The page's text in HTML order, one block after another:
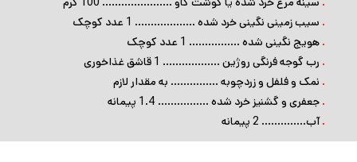
. سیب زمینی نگینی خرد شده ………………. 1 عدد کوچک
. هویج نگینی شده ……………. 1 عدد کوچک
. رب گوجه ‌فرنگی روژین ……………… 1 قاشق غذاخوری
. نمک و فلفل و زردچوبه …………… به مقدار لازم
. جعفری و گشنیز خرد شده ……………. 1.4 پیمانه
.آب………….. 2 پیمانه